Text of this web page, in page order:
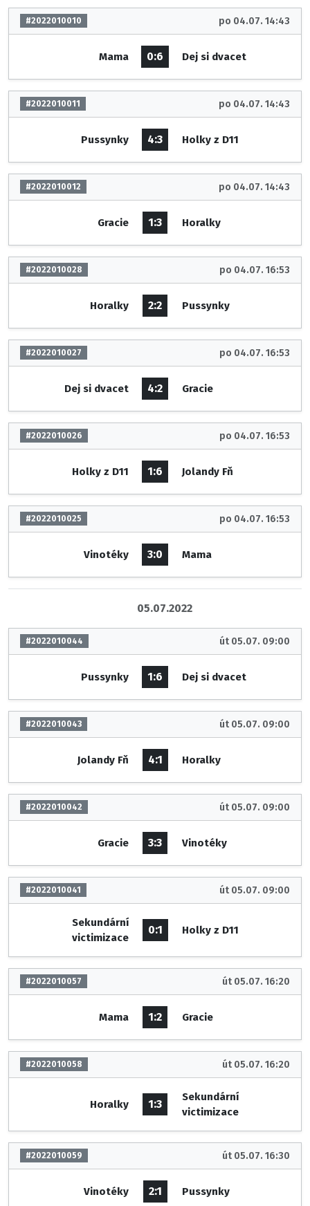
#2022010010 po 04.07. 14:43
Mama 0:6 Dej si dvacet
#2022010011 po 04.07. 14:43
Pussynky 4:3 Holky z D11
#2022010012 po 04.07. 14:43
Gracie 1:3 Horalky
#2022010028 po 04.07. 16:53
Horalky 2:2 Pussynky
#2022010027 po 04.07. 16:53
Dej si dvacet 4:2 Gracie
#2022010026 po 04.07. 16:53
Holky z D11 1:6 Jolandy Fň
#2022010025 po 04.07. 16:53
Vinotéky 3:0 Mama
05.07.2022
#2022010044 út 05.07. 09:00
Pussynky 1:6 Dej si dvacet
#2022010043 út 05.07. 09:00
Jolandy Fň 4:1 Horalky
#2022010042 út 05.07. 09:00
Gracie 3:3 Vinotéky
#2022010041 út 05.07. 09:00
Sekundární
victimizace
0:1 Holky z D11
#2022010057 út 05.07. 16:20
Mama 1:2 Gracie
#2022010058 út 05.07. 16:20
Horalky 1:3
Sekundární
victimizace
#2022010059 út 05.07. 16:30
Vinotéky 2:1 Pussynky